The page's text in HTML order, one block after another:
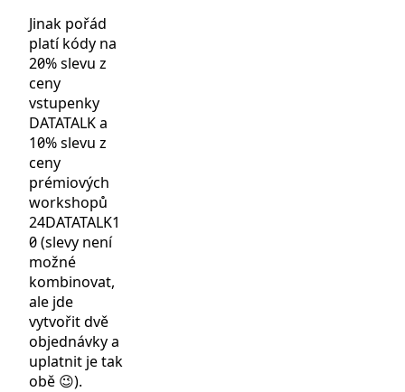
Jinak pořád
platí kódy na
20% slevu z
ceny
vstupenky
DATATALK a
10% slevu z
ceny
prémiových
workshopů
24DATATALK1
0 (slevy není
možné
kombinovat,
ale jde
vytvořit dvě
objednávky a
uplatnit je tak
obě 😉).